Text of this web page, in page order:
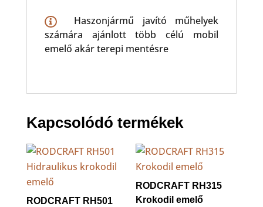
Haszonjármű javító műhelyek
számára ajánlott több célú mobil
emelő akár terepi mentésre
Kapcsolódó termékek
RODCRAFT RH501
RODCRAFT RH315
Krokodil emelő